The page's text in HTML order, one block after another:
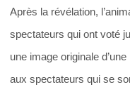
Après la révélation,
spectateurs qui ont voté
une image originale
aux spectateurs qui se